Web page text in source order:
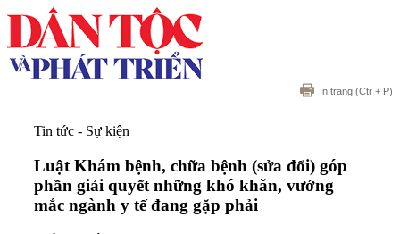
In trang (Ctr + P)
Tin tức - Sự kiện
Luật Khám bệnh, chữa bệnh (sửa đổi) góp
phần giải quyết những khó khăn, vướng
mắc ngành y tế đang gặp phải